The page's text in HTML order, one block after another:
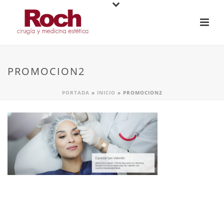
PROMOCION2
PORTADA » INICIO » PROMOCION2